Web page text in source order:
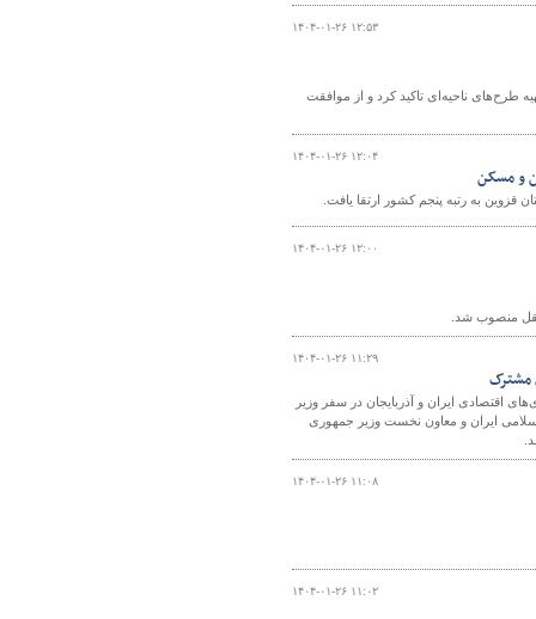
۱۴۰۴-۰۱-۲۶ ۱۲:۵۳
طرح‌های ناحیه‌ای تاکید کرد و از موافقت
۱۴۰۴-۰۱-۲۶ ۱۲:۰۴
و مسکن
۱۴۰۴-۰۱-۲۶ ۱۲:۰۰
منصوب شد.
۱۴۰۴-۰۱-۲۶ ۱۱:۲۹
مشترک
ایران و آذربایجان در سفر وزیر
ایران و معاون نخست وزیر جمهوری
۱۴۰۴-۰۱-۲۶ ۱۱:۰۸
۱۴۰۴-۰۱-۲۶ ۱۱:۰۲